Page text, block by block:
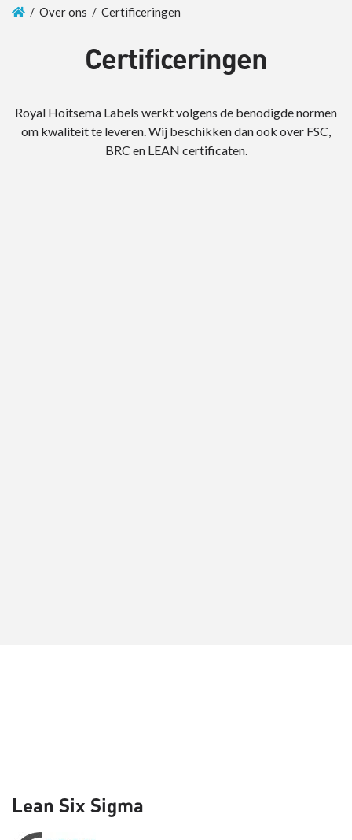
/ Over ons / Certificeringen
Certificeringen
Royal Hoitsema Labels werkt volgens de benodigde normen
om kwaliteit te leveren. Wij beschikken dan ook over FSC,
BRC en LEAN certificaten.
Lean Six Sigma